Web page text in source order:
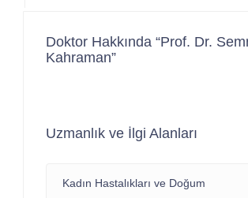
Doktor Hakkında “Prof. Dr.
Kahraman”
Uzmanlık ve İlgi Alanları
Kadın Hastalıkları ve Doğum